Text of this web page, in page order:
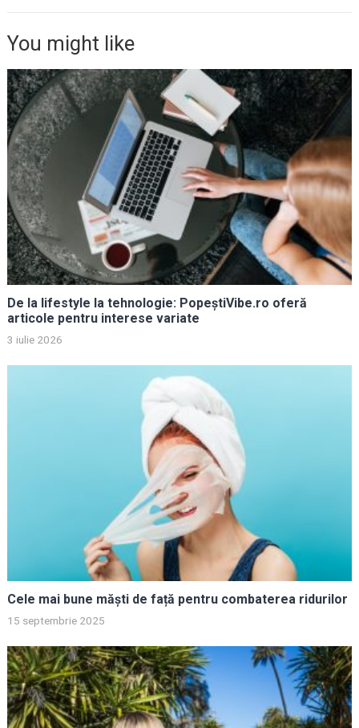
You might like
De la lifestyle la tehnologie: PopeștiVibe.ro oferă
articole pentru interese variate
3 iulie 2026
Cele mai bune măști de față pentru combaterea ridurilor
15 septembrie 2025